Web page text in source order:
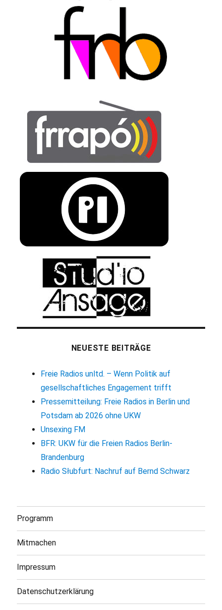
NEUESTE BEITRÄGE
Freie Radios unltd. – Wenn Politik auf
gesellschaftliches Engagement trifft
Pressemitteilung: Freie Radios in Berlin und
Potsdam ab 2026 ohne UKW
Unsexing FM
BFR: UKW für die Freien Radios Berlin-
Brandenburg
Radio Słubfurt: Nachruf auf Bernd Schwarz
Programm
Mitmachen
Impressum
Datenschutzerklärung